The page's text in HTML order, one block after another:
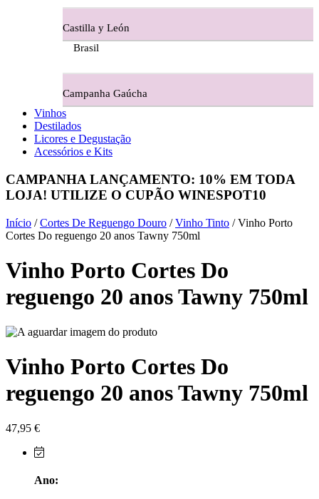
Herdade da Lisboa Alentejo
Herdade Do Freixo - Alentejo
Herdade do Moinho Branco - Alentejo
Herdade do Sobroso Alentejo
Herdade dos Coteis Alentejo
Herdade Papa Leite - Alentejo
Horacio Simoes Setubal
Isento - Douro
Já Te Disse - Alentejo
João Tique - Top Wines - Alentejo
Castilla y León
Brasil
Campanha Gaúcha
Vinhos
Destilados
Licores e Degustação
Acessórios e Kits
CAMPANHA LANÇAMENTO: 10% EM TODA
LOJA! UTILIZE O CUPÃO WINESPOT10
Início /Cortes De Reguengo Douro /Vinho Tinto / Vinho Porto
Cortes Do reguengo 20 anos Tawny 750ml
Vinho Porto Cortes Do
reguengo 20 anos Tawny 750ml
Vinho Porto Cortes Do
reguengo 20 anos Tawny 750ml
47,95 €
Ano: